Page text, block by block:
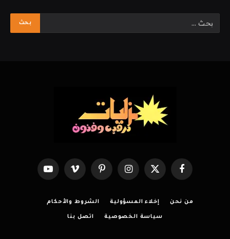
فيسبوك X
(Twitter)
الانستغرامبينتيريستفيميو يوتيوب
من نحن إخلاء المسؤولية الشروط والأحكام
سياسة الخصوصية اتصل بنا